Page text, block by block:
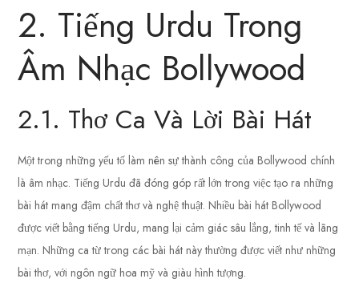
2. Tiếng Urdu Trong
Âm Nhạc Bollywood
2.1. Thơ Ca Và Lời Bài Hát
Một trong những yếu tố làm nên sự thành công của Bollywood chính
là âm nhạc. Tiếng Urdu đã đóng góp rất lớn trong việc tạo ra những
bài hát mang đậm chất thơ và nghệ thuật. Nhiều bài hát Bollywood
được viết bằng tiếng Urdu, mang lại cảm giác sâu lắng, tinh tế và lãng
mạn. Những ca từ trong các bài hát này thường được viết như những
bài thơ, với ngôn ngữ hoa mỹ và giàu hình tượng.